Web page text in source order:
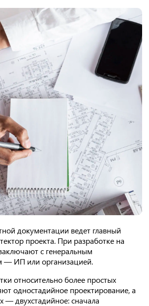
документации ведет главный
проекта. При разработке на
с генеральным
— ИП или организацией.
относительно более простых
одностадийное проектирование, а
— двухстадийное: сначала